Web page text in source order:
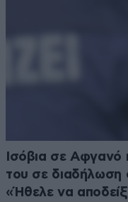
Ισόβια σε Αφγανό
του σε
«Ήθελε να